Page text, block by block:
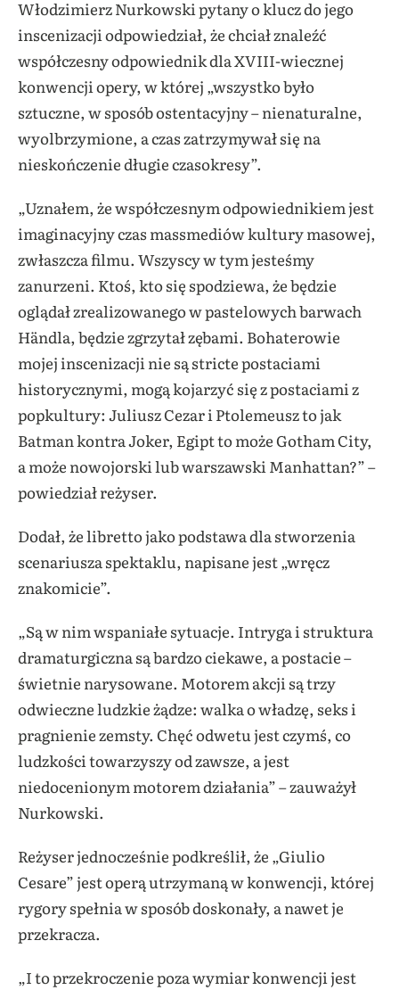
Włodzimierz Nurkowski pytany o klucz do jego
inscenizacji odpowiedział, że chciał znaleźć
współczesny odpowiednik dla XVIII-wiecznej
konwencji opery, w której „wszystko było
sztuczne, w sposób ostentacyjny – nienaturalne,
wyolbrzymione, a czas zatrzymywał się na
nieskończenie długie czasokresy”.
„Uznałem, że współczesnym odpowiednikiem jest
imaginacyjny czas massmediów kultury masowej,
zwłaszcza filmu. Wszyscy w tym jesteśmy
zanurzeni. Ktoś, kto się spodziewa, że będzie
oglądał zrealizowanego w pastelowych barwach
Händla, będzie zgrzytał zębami. Bohaterowie
mojej inscenizacji nie są stricte postaciami
historycznymi, mogą kojarzyć się z postaciami z
popkultury: Juliusz Cezar i Ptolemeusz to jak
Batman kontra Joker, Egipt to może Gotham City,
a może nowojorski lub warszawski Manhattan?” –
powiedział reżyser.
Dodał, że libretto jako podstawa dla stworzenia
scenariusza spektaklu, napisane jest „wręcz
znakomicie”.
„Są w nim wspaniałe sytuacje. Intryga i struktura
dramaturgiczna są bardzo ciekawe, a postacie –
świetnie narysowane. Motorem akcji są trzy
odwieczne ludzkie żądze: walka o władzę, seks i
pragnienie zemsty. Chęć odwetu jest czymś, co
ludzkości towarzyszy od zawsze, a jest
niedocenionym motorem działania” – zauważył
Nurkowski.
Reżyser jednocześnie podkreślił, że „Giulio
Cesare” jest operą utrzymaną w konwencji, której
rygory spełnia w sposób doskonały, a nawet je
przekracza.
„I to przekroczenie poza wymiar konwencji jest